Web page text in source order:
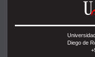
Diego de